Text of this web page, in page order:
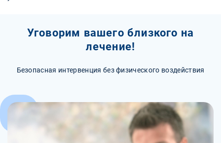
Уговорим вашего близкого на
лечение!
Безопасная интервенция без физического воздействия